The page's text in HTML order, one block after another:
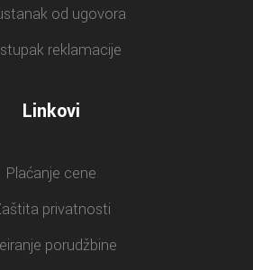
od ugovora
reklamacije
Linkovi
Plaćanje cene
privatnosti
porudžbine